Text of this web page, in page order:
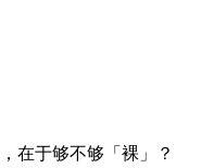
在于够不够「裸」？